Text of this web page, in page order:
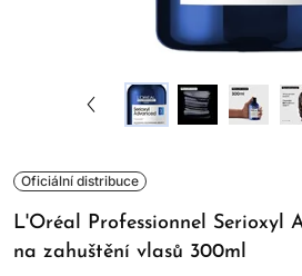
Oficiální distribuce
L'Oréal Professionnel Serioxyl
na zahuštění vlasů 300ml